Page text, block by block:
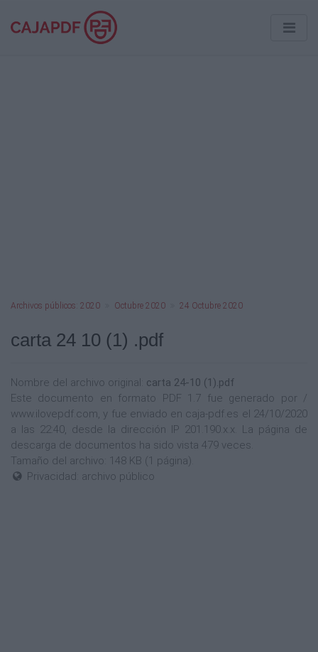
Archivos públicos: 2020 Octubre 2020 24 Octubre 2020
carta 24 10 (1) .pdf
Nombre del archivo original: carta 24-10 (1).pdf
Este documento en formato PDF 1.7 fue generado por /
www.ilovepdf.com, y fue enviado en caja-pdf.es el 24/10/2020
a las 22:40, desde la dirección IP 201.190.x.x. La página de
descarga de documentos ha sido vista 479 veces.
Tamaño del archivo: 148 KB (1 página).
Privacidad: archivo público